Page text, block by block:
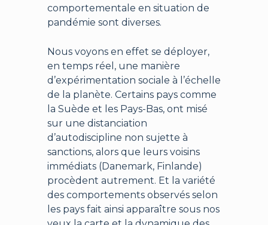
comportementale en situation de
pandémie sont diverses.
Nous voyons en effet se déployer,
en temps réel, une manière
d’expérimentation sociale à l’échelle
de la planète. Certains pays comme
la Suède et les Pays-Bas, ont misé
sur une distanciation
d’autodiscipline non sujette à
sanctions, alors que leurs voisins
immédiats (Danemark, Finlande)
procèdent autrement. Et la variété
des comportements observés selon
les pays fait ainsi apparaître sous nos